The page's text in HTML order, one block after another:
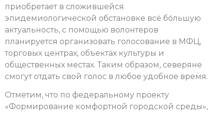
приобретает в сложившейся
эпидемиологической обстановке всё бо́льшую
актуальность, с помощью волонтеров
планируется организовать голосование в МФЦ,
торговых центрах, объектах культуры и
общественных местах. Таким образом, северяне
смогут отдать свой голос в любое удобное время.
Отметим, что по федеральному проекту
«Формирование комфортной городской среды»,